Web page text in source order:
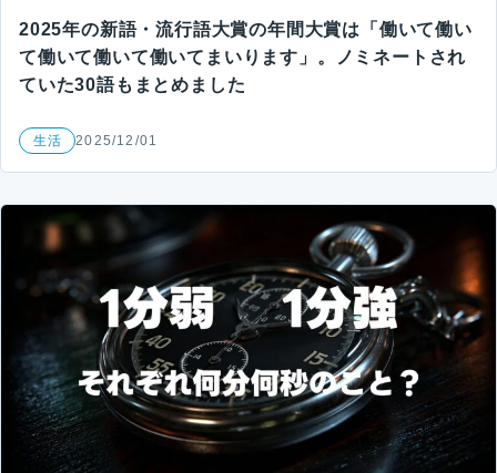
2025年の新語・流行語大賞の年間大賞は「働いて働い
て働いて働いて働いてまいります」。ノミネートされ
ていた30語もまとめました
生活 2025/12/01